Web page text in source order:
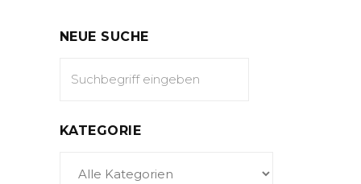
NEUE SUCHE
KATEGORIE